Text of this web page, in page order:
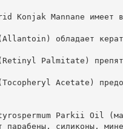
Konjak Mannane имеет
обладает
Palmitate)
Acetate)
Parkii Oil
парабены, силиконы,